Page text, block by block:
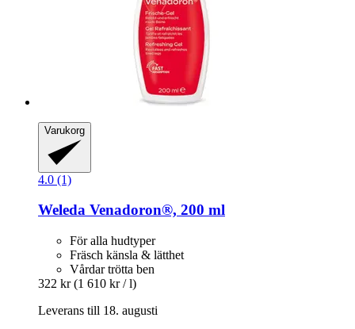
Varukorg
4.0 (1)
Weleda Venadoron®, 200 ml
För alla hudtyper
Fräsch känsla & lätthet
Vårdar trötta ben
322 kr (1 610 kr / l)
Leverans till 18. augusti